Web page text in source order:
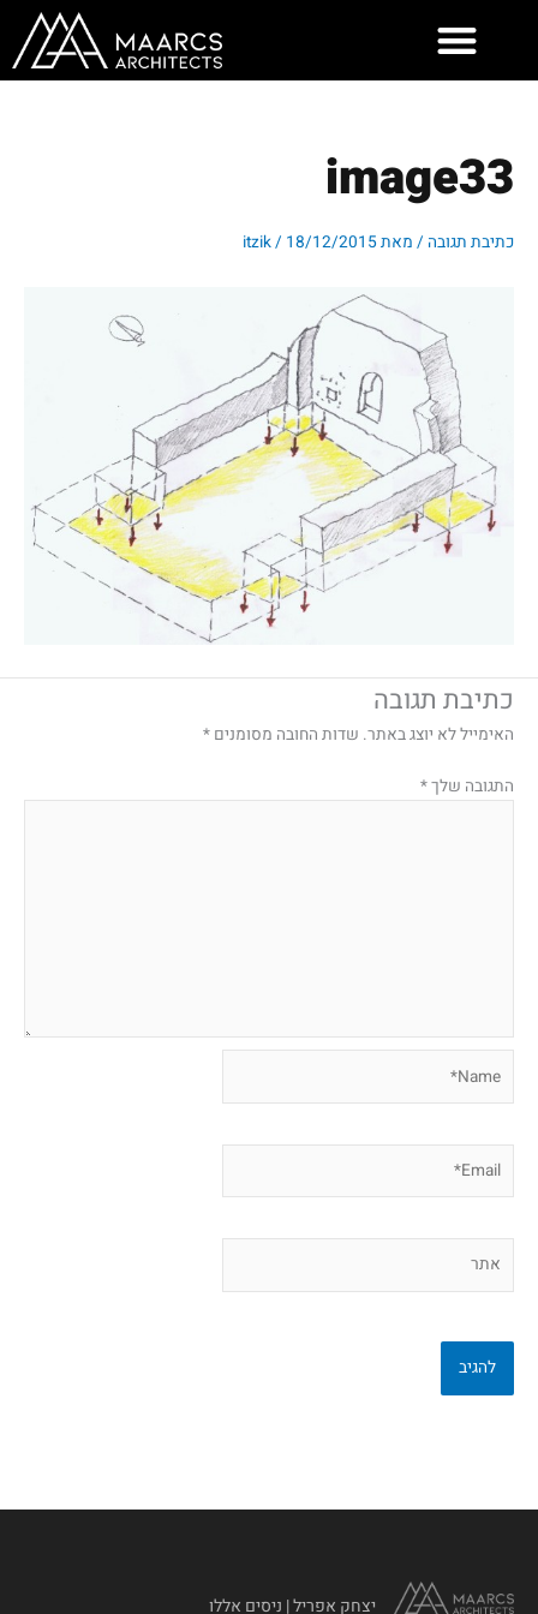
image33
כתיבת תגובה / מאת itzik/ 18/12/2015
כתיבת תגובה
האימייל לא יוצג באתר. שדות החובה מסומנים *
התגובה שלך*
יצחק אפריל | ניסים אללו